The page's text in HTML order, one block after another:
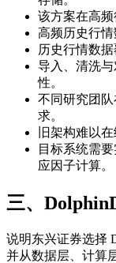
该方案在高频
高频历史行情
历史行情数
导入、清洗
性。
不同研究团
求。
旧架构难以
目标系统需
应因子计算。
三、
说明东兴证券选择
并从数据层、计算